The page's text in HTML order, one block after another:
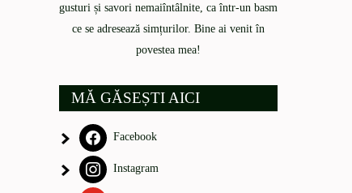
gusturi și savori nemaiîntâlnite, ca într-un basm
ce se adresează simțurilor. Bine ai venit în
povestea mea!
MĂ GĂSEȘTI AICI
Facebook
Instagram